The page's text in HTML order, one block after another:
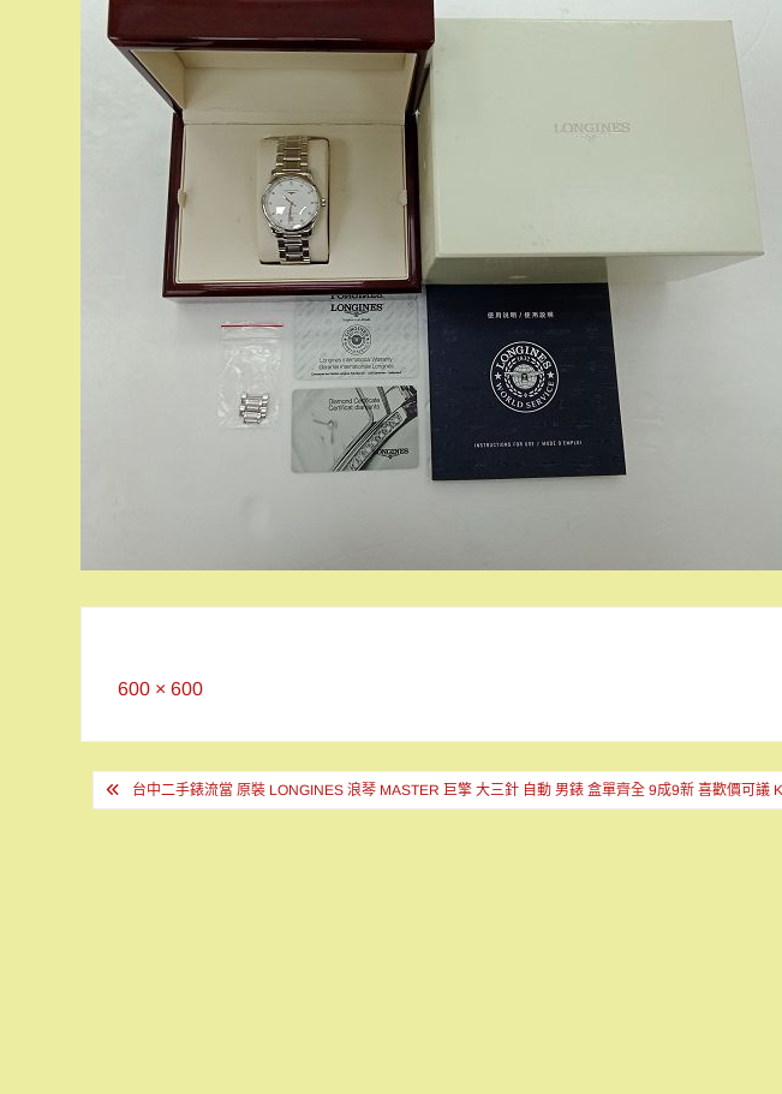
Full
600 × 600
文 台中二手錶流當 原裝 LONGINES 浪琴 MASTER 巨擎 大三針 自動 男錶 盒單齊全 9成9新 喜歡價可議